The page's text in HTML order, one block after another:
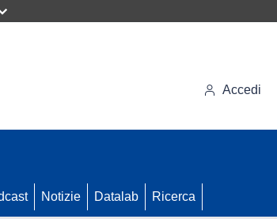
Accedi
Notizie Datalab Ricerca